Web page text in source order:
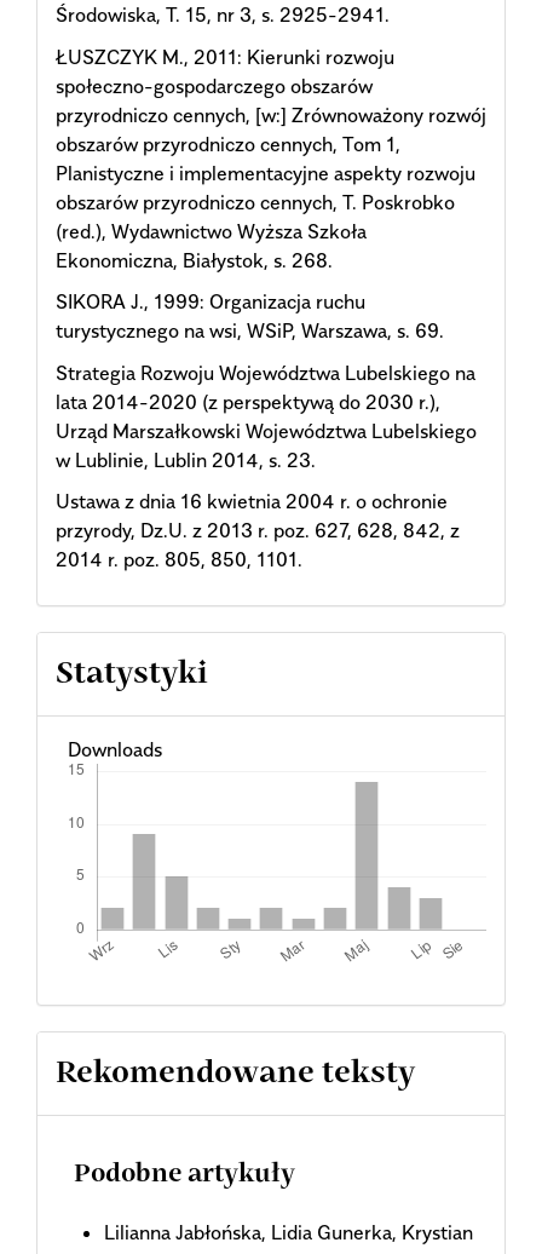
Środowiska, T. 15, nr 3, s. 2925-2941.
ŁUSZCZYK M., 2011: Kierunki rozwoju
społeczno-gospodarczego obszarów
przyrodniczo cennych, [w:] Zrównoważony rozwój
obszarów przyrodniczo cennych, Tom 1,
Planistyczne i implementacyjne aspekty rozwoju
obszarów przyrodniczo cennych, T. Poskrobko
(red.), Wydawnictwo Wyższa Szkoła
Ekonomiczna, Białystok, s. 268.
SIKORA J., 1999: Organizacja ruchu
turystycznego na wsi, WSiP, Warszawa, s. 69.
Strategia Rozwoju Województwa Lubelskiego na
lata 2014-2020 (z perspektywą do 2030 r.),
Urząd Marszałkowski Województwa Lubelskiego
w Lublinie, Lublin 2014, s. 23.
Ustawa z dnia 16 kwietnia 2004 r. o ochronie
przyrody, Dz.U. z 2013 r. poz. 627, 628, 842, z
2014 r. poz. 805, 850, 1101.
Statystyki
Downloads
Rekomendowane teksty
Podobne artykuły
Lilianna Jabłońska, Lidia Gunerka, Krystian